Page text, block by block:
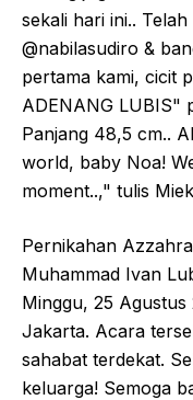
sekali hari ini..
@nabilasudiro &
pertama kami, cicit
ADENANG LUBIS"
Panjang 48,5 cm..
world, baby Noa!
moment..," tulis
Pernikahan
Muhammad Ivan
Minggu, 25
Jakarta. Acara
sahabat terdekat.
keluarga! Semoga